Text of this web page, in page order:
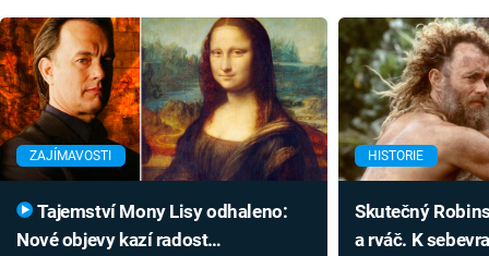
ZAJÍMAVOSTI
Nové objevy kazí radost
HISTORIE
Skutečný
a rváč. K